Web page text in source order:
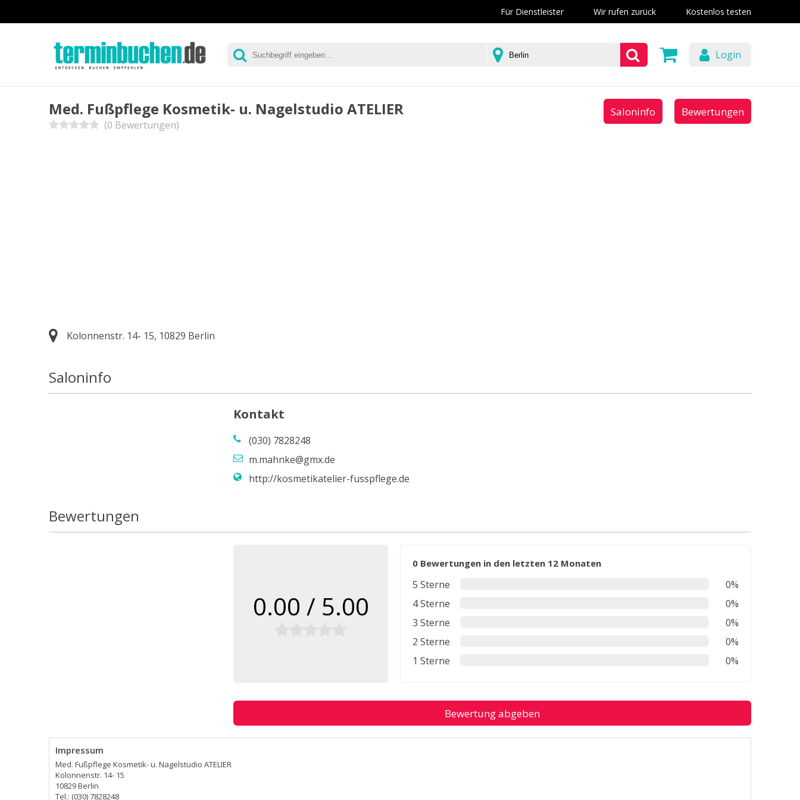
Für Dienstleister Wir rufen zurück Kostenlos testen
Login
Med. Fußpflege Kosmetik- u. Nagelstudio ATELIER
(0 Bewertungen)
Saloninfo Bewertungen
Kolonnenstr. 14- 15, 10829 Berlin
Saloninfo
Kontakt
(030) 7828248
m.mahnke@gmx.de
http://kosmetikatelier-fusspflege.de
Bewertungen
0.00 / 5.00
0 Bewertungen in den letzten 12 Monaten
5 Sterne
0%
4 Sterne
0%
3 Sterne
0%
2 Sterne
0%
1 Sterne
0%
Bewertung abgeben
Impressum
Med. Fußpflege Kosmetik- u. Nagelstudio ATELIER
Kolonnenstr. 14- 15
10829 Berlin
Tel.: (030) 7828248